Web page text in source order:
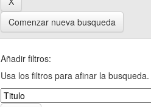
Comenzar nueva busqueda
Añadir filtros:
Usa los filtros para afinar la busqueda.